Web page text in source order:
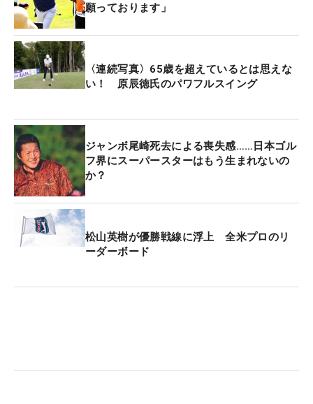
願っております」
〈連続写真〉65歳を超えているとは思えな
い！ 原辰徳氏のパワフルスイング
ジャンボ尾崎死去による喪失感……日本ゴル
フ界にスーパースターはもう生まれないの
か？
松山英樹が優勝戦線に浮上 全米プロのリ
ーダーボード